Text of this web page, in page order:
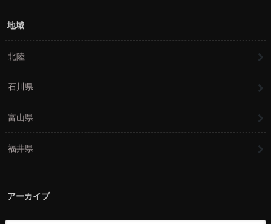
地域
北陸
石川県
富山県
福井県
アーカイブ